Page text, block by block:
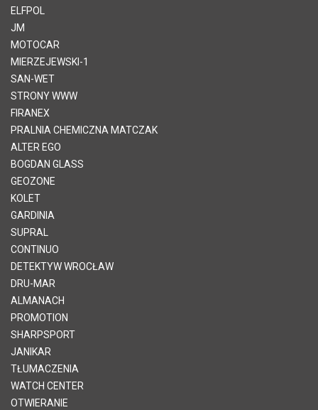
ELFPOL
JM
MOTOCAR
MIERZEJEWSKI-1
SAN-WET
STRONY WWW
FIRANEX
PRALNIA CHEMICZNA MATCZAK
ALTER EGO
BOGDAN GLASS
GEOZONE
KOLET
GARDINIA
SUPRAL
CONTINUO
DETEKTYW WROCŁAW
DRU-MAR
ALMANACH
PROMOTION
SHARPSPORT
JANIKAR
TŁUMACZENIA
WATCH CENTER
OTWIERANIE